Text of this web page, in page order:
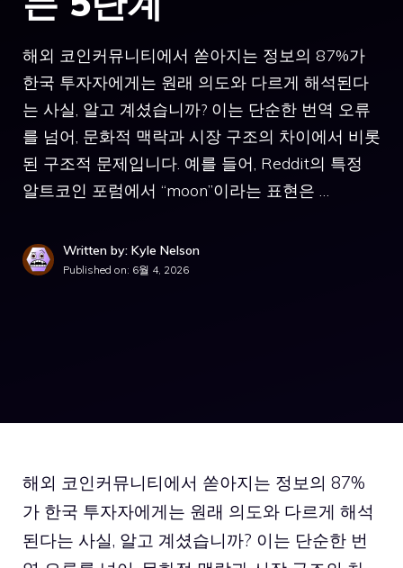
해외 코인커뮤니티에서 쏟아지는 정보의 87%가
한국 투자자에게는 원래 의도와 다르게 해석된다
는 사실, 알고 계셨습니까? 이는 단순한 번역 오류
를 넘어, 문화적 맥락과 시장 구조의 차이에서 비롯
된 구조적 문제입니다. 예를 들어, Reddit의 특정
알트코인 포럼에서 “moon”이라는 표현은 …
Written by: Kyle Nelson
Published on: 6월 4, 2026
해외 코인커뮤니티에서 쏟아지는 정보의 87%
가 한국 투자자에게는 원래 의도와 다르게 해석
된다는 사실, 알고 계셨습니까? 이는 단순한 번